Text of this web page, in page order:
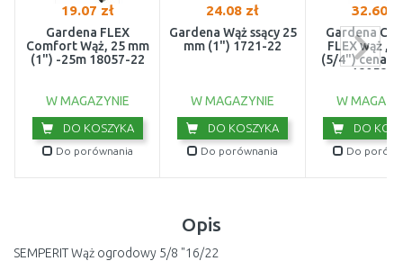
19.07 zł
Gardena FLEX
Comfort Wąż, 25 mm
(1") -25m 18057-22
W MAGAZYNIE
DO KOSZYKA
Do porównania
24.08 zł
Gardena Wąż ssący 25
mm (1") 1721-22
W MAGAZYNIE
DO KOSZYKA
Do porównania
32.60
Gardena
FLEX wąż ,
(5/4") cena
18058-
W
DO
Do
Opis
SEMPERIT Wąż ogrodowy 5/8 "16/22